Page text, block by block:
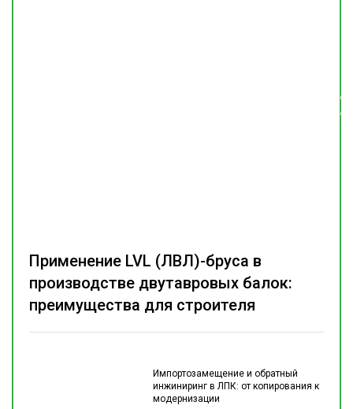
Импортозамещение и обратный
инжиниринг в ЛПК: от копирования к
модернизации
Применение LVL (ЛВЛ)-бруса в
производстве двутавровых балок:
преимущества для строителя
Подпишитесь
телеграм-канал